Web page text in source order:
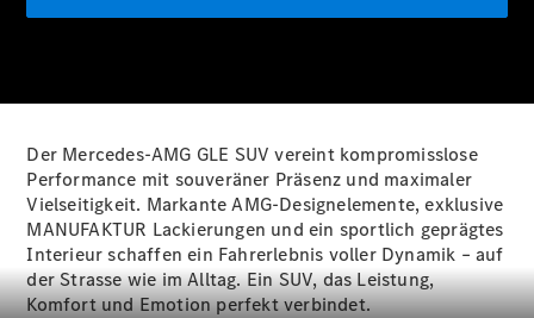
Reifen
Reparatur
&
Garantie
Der Mercedes-AMG GLE SUV vereint kompromisslose
Performance mit souveräner Präsenz und maximaler
Vielseitigkeit. Markante AMG-Designelemente, exklusive
MANUFAKTUR Lackierungen und ein sportlich geprägtes
Interieur schaffen ein Fahrerlebnis voller Dynamik – auf
der Strasse wie im Alltag. Ein SUV, das Leistung,
Komfort und Emotion perfekt verbindet.